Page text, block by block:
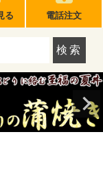
る 電話注文
検索